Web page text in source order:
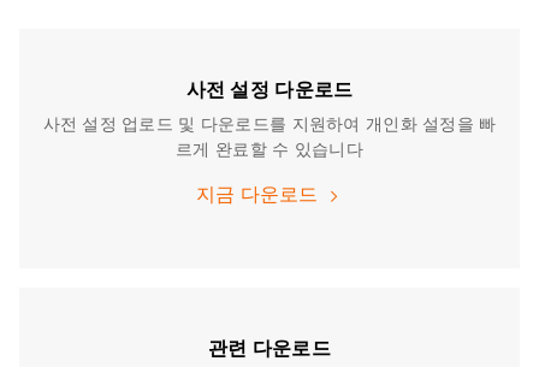
사전 설정 다운로드
사전 설정 업로드 및 다운로드를 지원하여 개인화 설정을 빠
르게 완료할 수 있습니다
지금 다운로드
관련 다운로드